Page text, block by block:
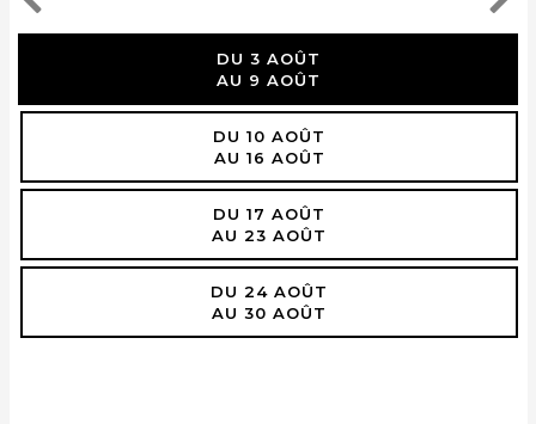
DU 3 AOÛT
AU 9 AOÛT
DU 10 AOÛT
AU 16 AOÛT
DU 17 AOÛT
AU 23 AOÛT
DU 24 AOÛT
AU 30 AOÛT